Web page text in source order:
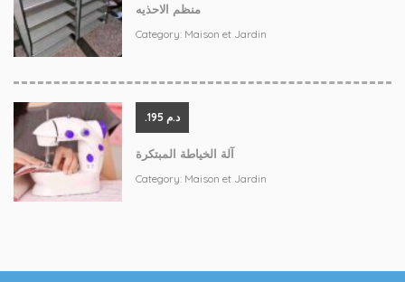
منظم الاحذيه
Category: Maison et Jardin
.د.م 195
آلة الخياطة المبتكرة
Category: Maison et Jardin